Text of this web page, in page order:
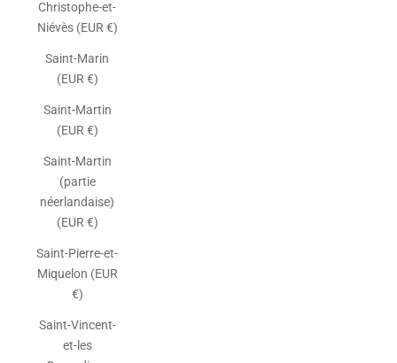
Christophe-et-
Niévès (EUR €)
Saint-Marin
(EUR €)
Saint-Martin
(EUR €)
Saint-Martin
(partie
néerlandaise)
(EUR €)
Saint-Pierre-et-
Miquelon (EUR
€)
Saint-Vincent-
et-les